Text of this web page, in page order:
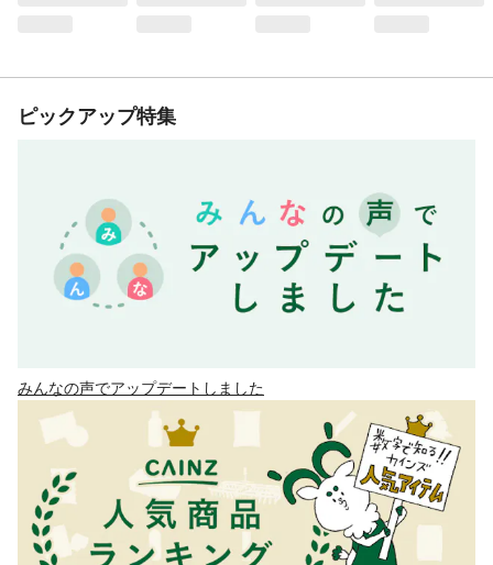
ピックアップ特集
みんなの声でアップデートしました